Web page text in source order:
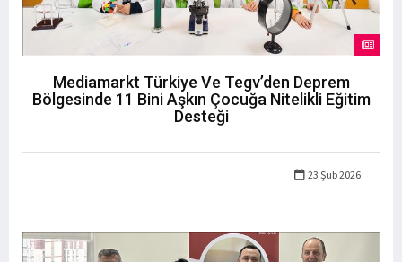
Mediamarkt Türkiye Ve Tegv’den Deprem
Bölgesinde 11 Bini Aşkın Çocuğa Nitelikli Eğitim
Desteği
23 Şub 2026